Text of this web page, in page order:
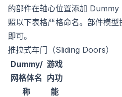
的部件在轴心位置添加
照以下表格严格命名。部件模
即可。
推拉式车门（Sliding Doors）
Dummy/
网格体名
称
游戏
内功
能